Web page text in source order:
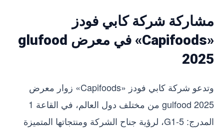
مشاركة شركة كابي فودز
«Capifoods» في معرض glufood
2025
وتدعو شركة كابي فودز «Capifoods» زوار معرض
gulfood 2025 من مختلف دول العالم، في القاعة 1
المدرج: G1-5، لرؤية جناح الشركة ومنتجاتها المتميزة